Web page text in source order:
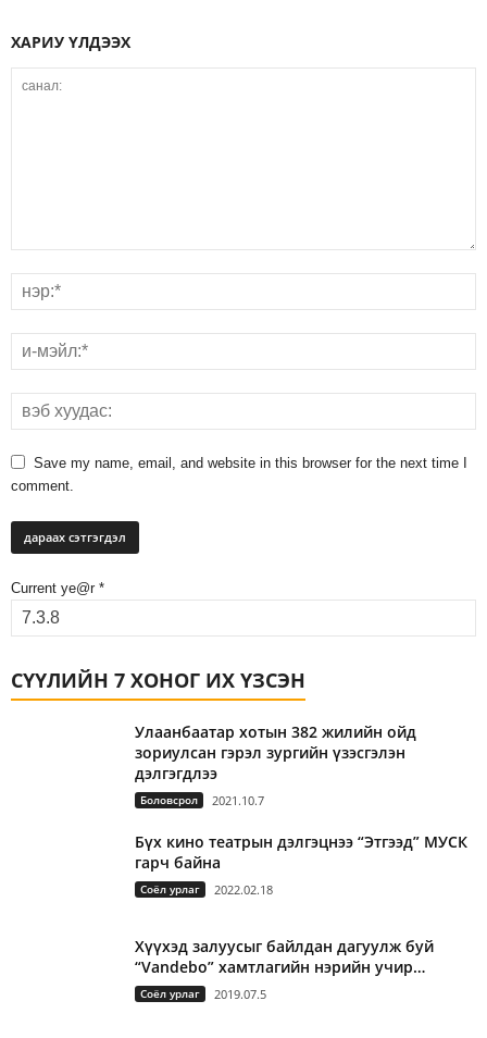
ХАРИУ ҮЛДЭЭХ
Save my name, email, and website in this browser for the next time I
comment.
Current ye@r *
СҮҮЛИЙН 7 ХОНОГ ИХ ҮЗСЭН
Улаанбаатар хотын 382 жилийн ойд
зориулсан гэрэл зургийн үзэсгэлэн
дэлгэгдлээ
Боловсрол 2021.10.7
Бүх кино театрын дэлгэцнээ “Этгээд” МУСК
гарч байна
Соёл урлаг 2022.02.18
Хүүхэд залуусыг байлдан дагуулж буй
“Vandebo” хамтлагийн нэрийн учир…
Соёл урлаг 2019.07.5